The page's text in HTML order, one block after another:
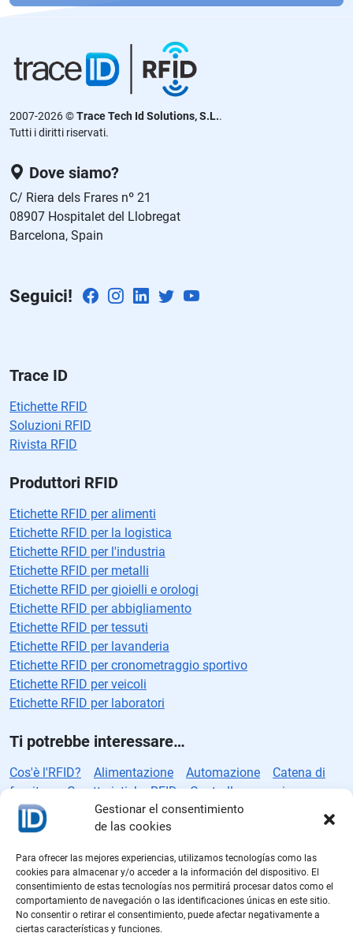
Gestionar el consentimiento
de las cookies
Para ofrecer las mejores experiencias, utilizamos tecnologías como las
cookies para almacenar y/o acceder a la información del dispositivo. El
consentimiento de estas tecnologías nos permitirá procesar datos como el
comportamiento de navegación o las identificaciones únicas en este sitio.
No consentir o retirar el consentimiento, puede afectar negativamente a
ciertas características y funciones.
f
or
ej
e
st
e
c
a
o
o.
2007-2026 ©Trace Tech Id Solutions, S.L..
Tutti i diritti riservati.
Dove siamo?
C/ Riera dels Frares nº 21
08907 Hospitalet del Llobregat
Barcelona, Spain
Seguici!
Trace ID
Etichette RFID
Soluzioni RFID
Rivista RFID
Produttori RFID
Etichette RFID per alimenti
Etichette RFID per la logistica
Etichette RFID per l'industria
Etichette RFID per metalli
Etichette RFID per gioielli e orologi
Etichette RFID per abbigliamento
Etichette RFID per tessuti
Etichette RFID per lavanderia
Etichette RFID per cronometraggio sportivo
Etichette RFID per veicoli
Etichette RFID per laboratori
Ti potrebbe interessare…
Cos'è l'RFID? Alimentazione Automazione
Catena di
fornitura
Caratteristiche RFID
Controllo accessi
Controllo qualità
Direttive RFID Standard RFID
intelligenti
Etichette RFID Produzione RFID
Industria
Logistica
Logistica farmaceutica Protocolli RFID
Rain
RFID
Sicurezza Sistema RFID Soluzioni RFID
Vendita
al dettaglio
Vendite